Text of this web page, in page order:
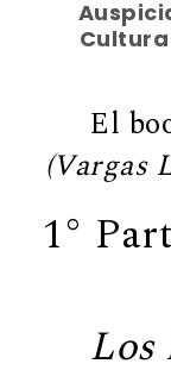
El
(Vargas
1°
Los